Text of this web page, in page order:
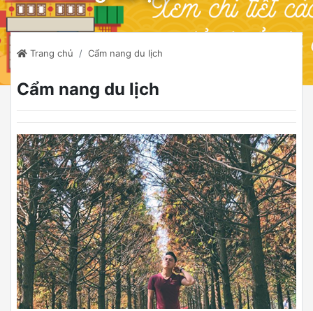
Trang chủ Cẩm nang du lịch
Cẩm nang du lịch